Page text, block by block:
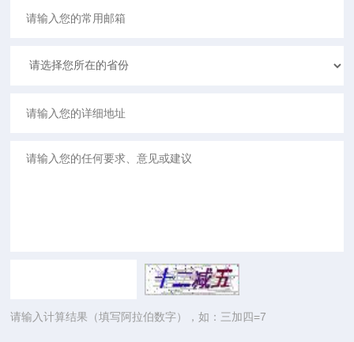
请输入计算结果（填写阿拉伯数字），如：三加四=7